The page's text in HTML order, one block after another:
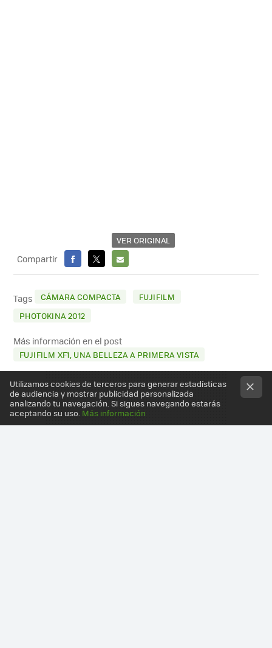
VER ORIGINAL
Compartir
FACEBOOK
X
E-
MAIL
Tags CÁMARA COMPACTA
FUJIFILM
PHOTOKINA 2012
Más información en el post
FUJIFILM XF1, UNA BELLEZA A PRIMERA VISTA
Utilizamos cookies de terceros para generar estadísticas
de audiencia y mostrar publicidad personalizada
analizando tu navegación. Si sigues navegando estarás
aceptando su uso. Más información